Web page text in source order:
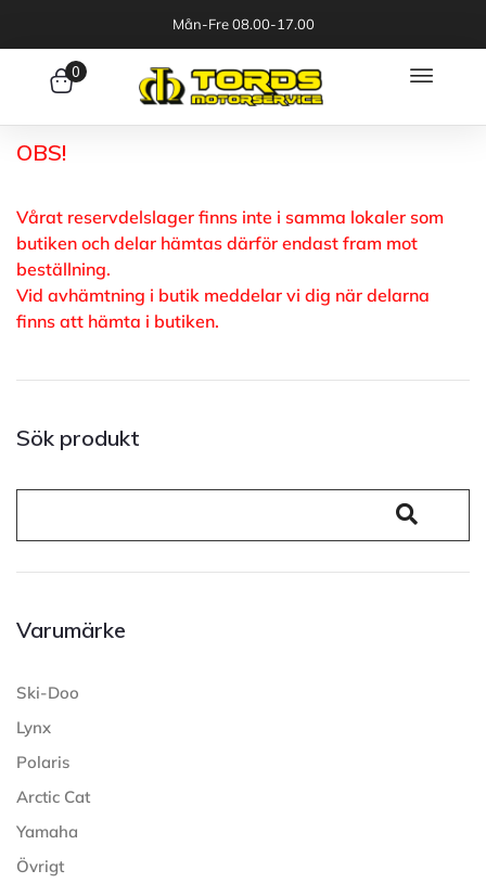
Mån-Fre 08.00-17.00
0
OBS!
Vårat reservdelslager finns inte i samma lokaler som
butiken och delar hämtas därför endast fram mot
beställning.
Vid avhämtning i butik meddelar vi dig när delarna
finns att hämta i butiken.
Sök produkt
Varumärke
Ski-Doo
Lynx
Polaris
Arctic Cat
Yamaha
Övrigt